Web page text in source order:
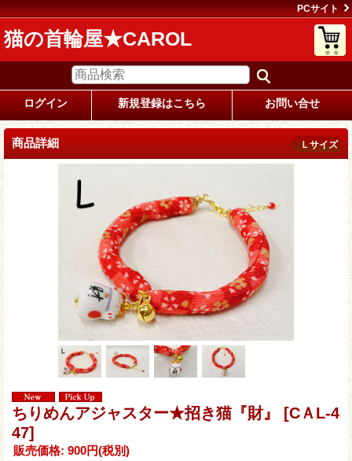
PCサイト
猫の首輪屋★CAROL
ログイン 新規登録はこちら お問い合せ
商品詳細 Ｌサイズ
ちりめんアジャスター★招き猫『財』 [CＡL-4
47]
販売価格: 900円(税別)